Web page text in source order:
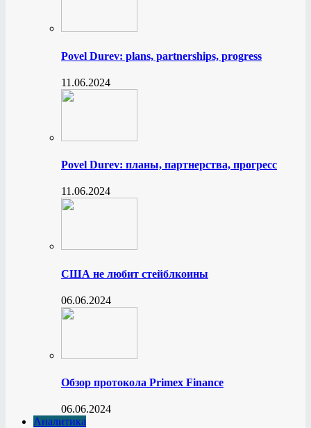
Povel Durev: plans, partnerships, progress
11.06.2024
Povel Durev: планы, партнерства, прогресс
11.06.2024
США не любит стейблкоины
06.06.2024
Обзор протокола Primex Finance
06.06.2024
Аналитика